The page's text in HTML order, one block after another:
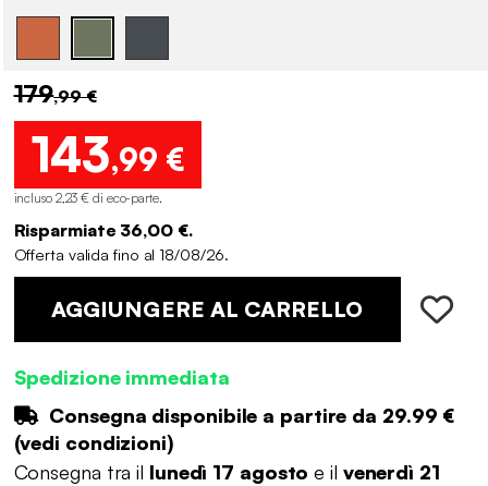
179,99 €
143,99 €
incluso 2,23 € di eco-parte.
Risparmiate 36,00 €.
Offerta valida fino al 18/08/26.
AGGIUNGERE AL CARRELLO
Spedizione immediata
Consegna disponibile a partire da 29.99 €
(vedi condizioni)
Consegna tra il lunedì 17 agosto e il venerdì 21